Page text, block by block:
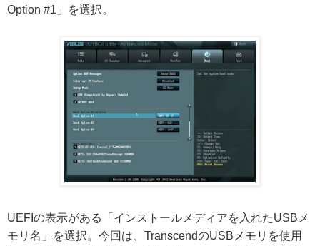
Option #1」を選択。
UEFIの表示がある「インストールメディアを入れたUSBメ
モリ名」を選択。今回は、TranscendのUSBメモリを使用